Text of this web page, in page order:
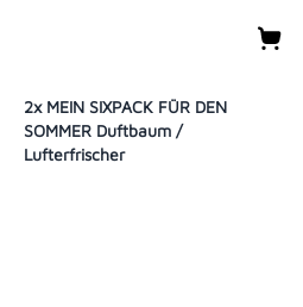
2x MEIN SIXPACK FÜR DEN
SOMMER Duftbaum /
Lufterfrischer